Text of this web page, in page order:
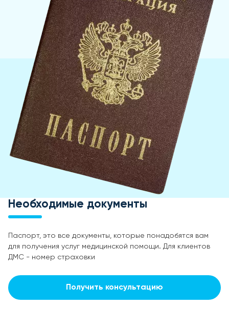
Необходимые документы
Паспорт, это все документы, которые понадобятся вам
для получения услуг медицинской помощи. Для клиентов
ДМС - номер страховки
Получить консультацию